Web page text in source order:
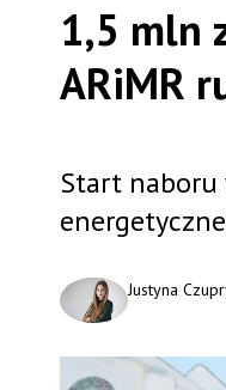
1,5 mln
ARiMR
Justyna
Start naboru